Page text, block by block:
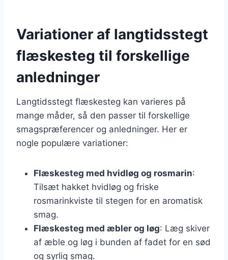
Variationer af langtidsstegt
flæskesteg til forskellige
anledninger
Langtidsstegt flæskesteg kan varieres på
mange måder, så den passer til forskellige
smagspræferencer og anledninger. Her er
nogle populære variationer:
Flæskesteg med hvidløg og rosmarin:
Tilsæt hakket hvidløg og friske
rosmarinkviste til stegen for en aromatisk
smag.
Flæskesteg med æbler og løg: Læg skiver
af æble og løg i bunden af fadet for en sød
og syrlig smag.